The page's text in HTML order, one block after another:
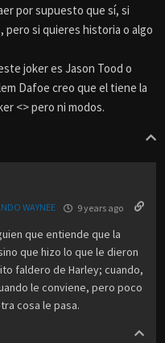
por supuesto que sí, si
pero si quieres historia o algo
joker es Jason Tood o
Dafoe creo que el tiene la
<> pero ni modos.
WAYNEE 9 years ago
que entiende que la
que hizo lo que le dieron
faldero de Harley; cuando,
le conviene, pero poco
cosa le pasa.